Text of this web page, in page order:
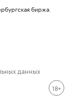
биржа
данных
18+